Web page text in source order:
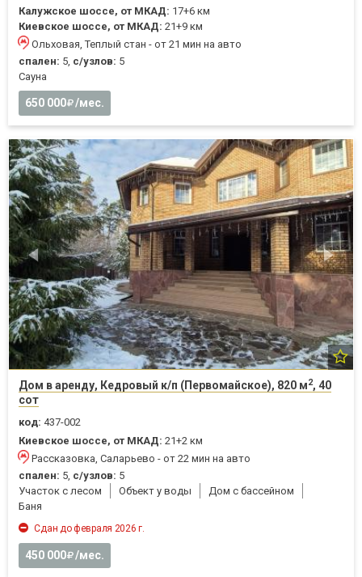
Калужское шоссе, от МКАД: 17+6 км
Киевское шоссе, от МКАД: 21+9 км
Ольховая, Теплый стан - от 21 мин на авто
спален: 5, с/узлов: 5
Cауна
650 000 /мес.
Дом в аренду, Кедровый к/п (Первомайское), 820 м2, 40
сот
код: 437-002
Киевское шоссе, от МКАД: 21+2 км
Рассказовка, Саларьево - от 22 мин на авто
спален: 5, с/узлов: 5
Участок с лесом
Объект у воды
Дом с бассейном
Баня
Сдан до февраля 2026 г.
450 000 /мес.